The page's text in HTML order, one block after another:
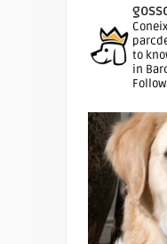
to
in